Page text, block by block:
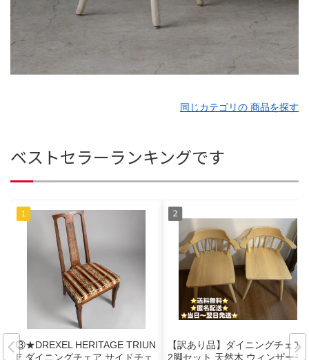
同じカテゴリの 商品を探す
ベストセラーランキングです
③★DREXEL HERITAGE TRIUN
E ダイニングチェア サイドチェ
【訳あり品】ダイニングチェア
2脚セット 天然木 ウィンザーチ